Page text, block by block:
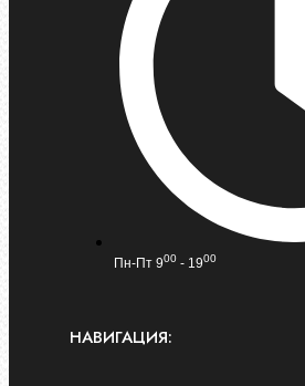
Пн-Пт 900 - 1900
НАВИГАЦИЯ: